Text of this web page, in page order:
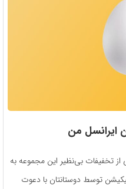
ایرانسل من
تخفیفات بی‌نظیر این مجموعه به
توسط دوستانتان با دعوت